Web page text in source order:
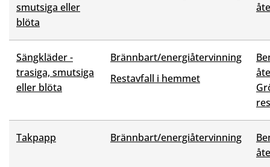
smutsiga eller
blöta
Sängkläder -
trasiga, smutsiga
eller blöta
Brännbart/energiåtervinning
Restavfall i hemmet
Takpapp Brännbart/energiåtervinning